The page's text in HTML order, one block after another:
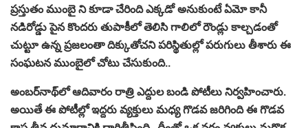
ప్రస్తుతం ముంబై ని కూడా చేరింది ఎక్కడో అనుకుంటే ఏమో కానీ
నడిరోడ్డు పైన కొందరు తుపాకీలో తెలిసి గాలిలో రౌండ్లు కాల్చడంతో
చుట్టూ ఉన్న ప్రజలంతా దిక్కుతోచని పరిస్థితుల్లో పరుగులు తీశారు ఈ
సంఘటన ముంబైలో చోటు చేసుకుంది..
అంబర్‌నాథ్‌లో ఆదివారం రాత్రి ఎద్దుల బండి పోటీలు నిర్వహించారు.
అయితే ఈ పోటీల్లో ఇద్దరు వ్యక్తులు మధ్య గొడవ జరిగింది ఈ గొడవ